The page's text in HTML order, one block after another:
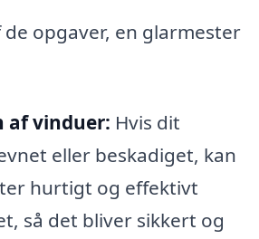
opgaver, en glarmester
af vinduer: Hvis dit
eller beskadiget, kan
hurtigt og effektivt
så det bliver sikkert og